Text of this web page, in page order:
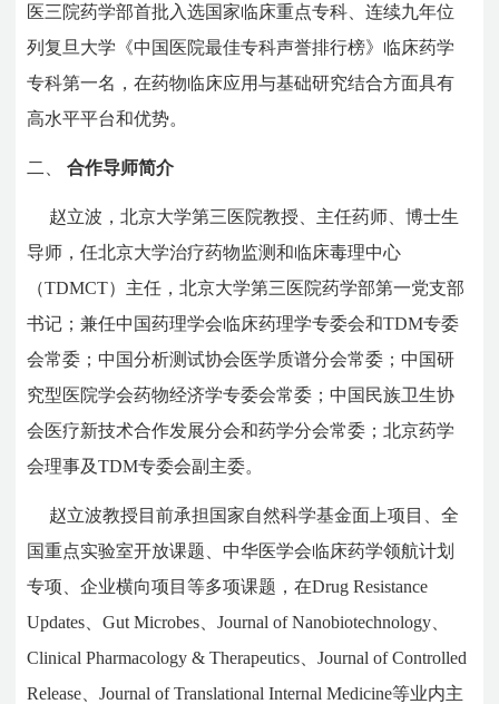
医三院药学部首批入选国家临床重点专科、连续九年位
列复旦大学《中国医院最佳专科声誉排行榜》临床药学
专科第一名，在药物临床应用与基础研究结合方面具有
高水平平台和优势。
二、合作导师简介
赵立波，北京大学第三医院教授、主任药师、博士生
导师，任北京大学治疗药物监测和临床毒理中心
（TDMCT）主任，北京大学第三医院药学部第一党支部
书记；兼任中国药理学会临床药理学专委会和TDM专委
会常委；中国分析测试协会医学质谱分会常委；中国研
究型医院学会药物经济学专委会常委；中国民族卫生协
会医疗新技术合作发展分会和药学分会常委；北京药学
会理事及TDM专委会副主委。
赵立波教授目前承担国家自然科学基金面上项目、全
国重点实验室开放课题、中华医学会临床药学领航计划
专项、企业横向项目等多项课题，在Drug Resistance
Updates、Gut Microbes、Journal of Nanobiotechnology、
Clinical Pharmacology & Therapeutics、Journal of Controlled
Release、Journal of Translational Internal Medicine等业内主